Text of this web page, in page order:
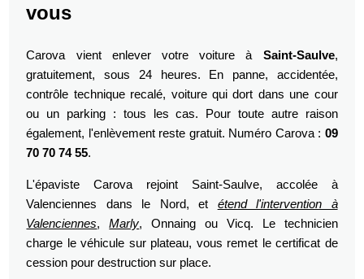
vous
Carova vient enlever votre voiture à Saint-Saulve,
gratuitement, sous 24 heures. En panne, accidentée,
contrôle technique recalé, voiture qui dort dans une cour
ou un parking : tous les cas. Pour toute autre raison
également, l'enlèvement reste gratuit. Numéro Carova : 09
70 70 74 55.
L'épaviste Carova rejoint Saint-Saulve, accolée à
Valenciennes dans le Nord, et étend l'intervention à
Valenciennes,Marly, Onnaing ou Vicq. Le technicien
charge le véhicule sur plateau, vous remet le certificat de
cession pour destruction sur place.